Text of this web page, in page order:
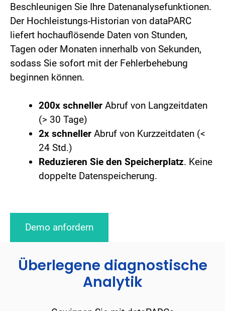
Beschleunigen Sie Ihre Datenanalysefunktionen.
Der Hochleistungs-Historian von dataPARC
liefert hochauflösende Daten von Stunden,
Tagen oder Monaten innerhalb von Sekunden,
sodass Sie sofort mit der Fehlerbehebung
beginnen können.
200x schneller Abruf von Langzeitdaten
(> 30 Tage)
2x schneller Abruf von Kurzzeitdaten (<
24 Std.)
Reduzieren Sie den Speicherplatz. Keine
doppelte Datenspeicherung.
Demo anfordern
Überlegene diagnostische
Analytik